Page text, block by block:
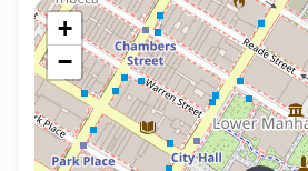
+
−